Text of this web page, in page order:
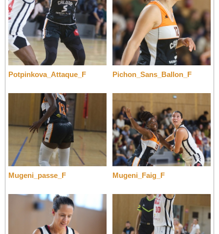
Potpinkova_Attaque_F Pichon_Sans_Ballon_F
Mugeni_passe_F Mugeni_Faig_F